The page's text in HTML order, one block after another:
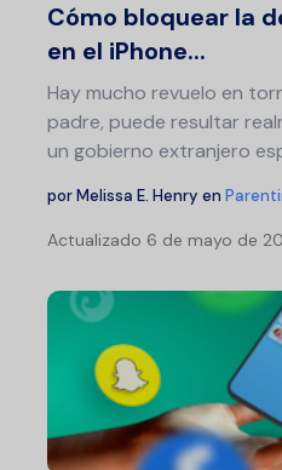
Cómo bloquear la
en el iPhone...
Hay mucho revuelo en
padre, puede resultar
un gobierno extranjero
porMelissa E. Henry en
Actualizado 6 de mayo de